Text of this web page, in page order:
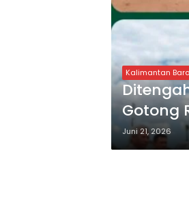
Kalimantan
Gotong
Juni 21, 2026